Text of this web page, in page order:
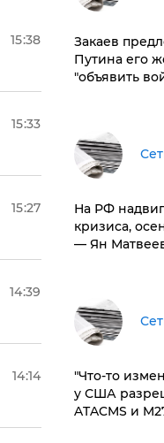
15:38
15:33
15:27
14:39
14:14
Закаев
Путина его
"объявить
На РФ
кризиса,
— Ян
​"Что-то
у США
ATACMS и